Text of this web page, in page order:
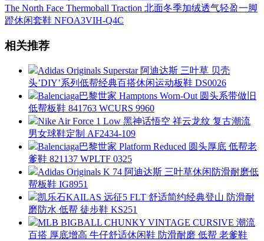
The North Face Thermoball Traction 北面冬季加绒透气轻盈一脚
蹬休闲套鞋 NFOA3VIH-Q4C
相关推荐
Adidas Originals Superstar 阿迪达斯 三叶草 贝壳
头’DIY’系列低帮经典百搭休闲运动板鞋 DS0026
Balenciaga巴黎世家 Hamptons Worn-Out 圆头系带做旧
低帮板鞋 841763 WCURS 9960
Nike Air Force 1 Low 黑神话悟空 祥云龙纹 复古潮流
男女球鞋定制 AF2434-109
Balenciaga巴黎世家 Platform Reduced 圆头厚底 低帮老
爹鞋 821137 WPLTF 0325
Adidas Originals K 74 阿迪达斯 三叶草休闲防滑耐磨低
帮板鞋 IG8951
凯乐石KAILAS 远征5 FLT 舒适简约经典登山 防滑耐
磨防水 低帮 徒步鞋 KS251
MLB BIGBALL CHUNKY VINTAGE CURSIVE 潮流
百搭 厚底增高 牛仔舒适休闲鞋 防滑耐磨 低帮 老爹鞋